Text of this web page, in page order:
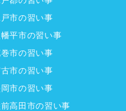
市の習い事
平市の習い事
市の習い事
市の習い事
市の習い事
高田市の習い事